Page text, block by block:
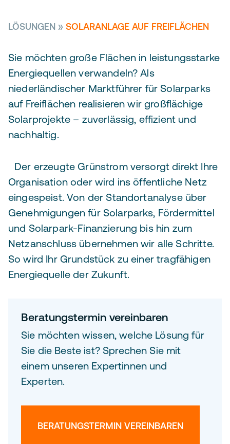
LÖSUNGEN » SOLARANLAGE AUF FREIFLÄCHEN
Sie möchten große Flächen in leistungsstarke
Energiequellen verwandeln? Als
niederländischer Marktführer für Solarparks
auf Freiflächen realisieren wir großflächige
Solarprojekte – zuverlässig, effizient und
nachhaltig.
Der erzeugte Grünstrom versorgt direkt Ihre
Organisation oder wird ins öffentliche Netz
eingespeist. Von der Standortanalyse über
Genehmigungen für Solarparks, Fördermittel
und Solarpark-Finanzierung bis hin zum
Netzanschluss übernehmen wir alle Schritte.
So wird Ihr Grundstück zu einer tragfähigen
Energiequelle der Zukunft.
Beratungstermin vereinbaren
Sie möchten wissen, welche Lösung für
Sie die Beste ist? Sprechen Sie mit
einem unseren Expertinnen und
Experten.
BERATUNGSTERMIN VEREINBAREN